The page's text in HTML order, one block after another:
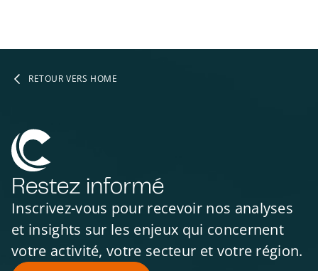
RETOUR VERS HOME
Restez informé
Inscrivez-vous pour recevoir nos analyses
et insights sur les enjeux qui concernent
votre activité, votre secteur et votre région.